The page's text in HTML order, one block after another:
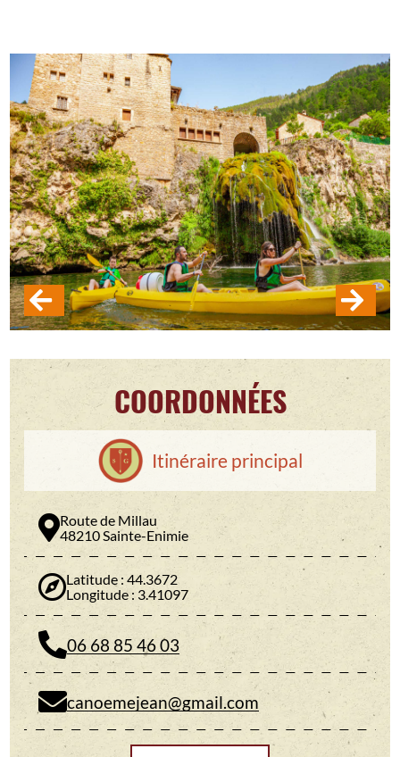
COORDONNÉES
Itinéraire principal
Route de Millau
48210 Sainte-Enimie
Latitude : 44.3672
Longitude : 3.41097
06 68 85 46 03
canoemejean@gmail.com